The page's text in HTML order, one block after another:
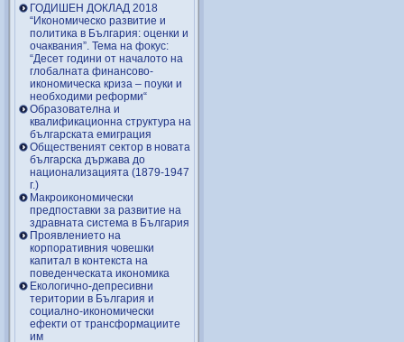
ГОДИШЕН ДОКЛАД 2018
“Икономическо развитие и
политика в България: оценки и
очаквания”. Тема на фокус:
“Десет години от началото на
глобалната финансово-
икономическа криза – поуки и
необходими реформи“
Образователна и
квалификационна структура на
българската емиграция
Общественият сектор в новата
българска държава до
национализацията (1879-1947
г.)
Макроикономически
предпоставки за развитие на
здравната система в България
Проявлението на
корпоративния човешки
капитал в контекста на
поведенческата икономика
Екологично-депресивни
територии в България и
социално-икономически
ефекти от трансформациите
им